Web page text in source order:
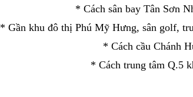
* Cách sân bay Tân Sơn
* Gần khu đô thị Phú Mỹ Hưng, sân golf,
* Cách cầu Chánh
* Cách trung tâm Q.5